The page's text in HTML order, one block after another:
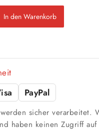
1 Anstrich
bis ca.
dunkel
In den Warenkorb
PayPal
sicher verarbeitet.
haben keinen Zugriff